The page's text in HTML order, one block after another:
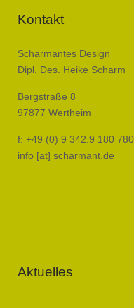
Kontakt
Scharmantes Design
Dipl. Des. Heike Scharm
Bergstraße 8
97877 Wertheim
f: +49 (0) 9 342.9 180 780
info [at] scharmant.de
Aktuelles